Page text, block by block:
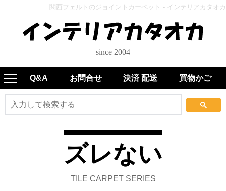
関西フェルトのジョイントカーペット - インテリアカタオカ
since 2004
ズレない
TILE CARPET SERIES
Q&A お問合せ 決済 配送 買物かご